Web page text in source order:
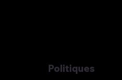
Politiques